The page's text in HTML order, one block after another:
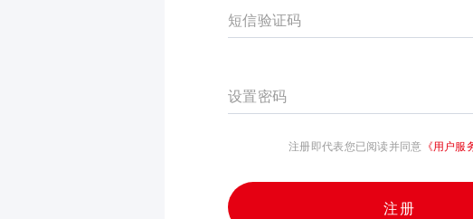
短信验证码
设置密码
注册即代表您已阅读并同意 《用户服
注册